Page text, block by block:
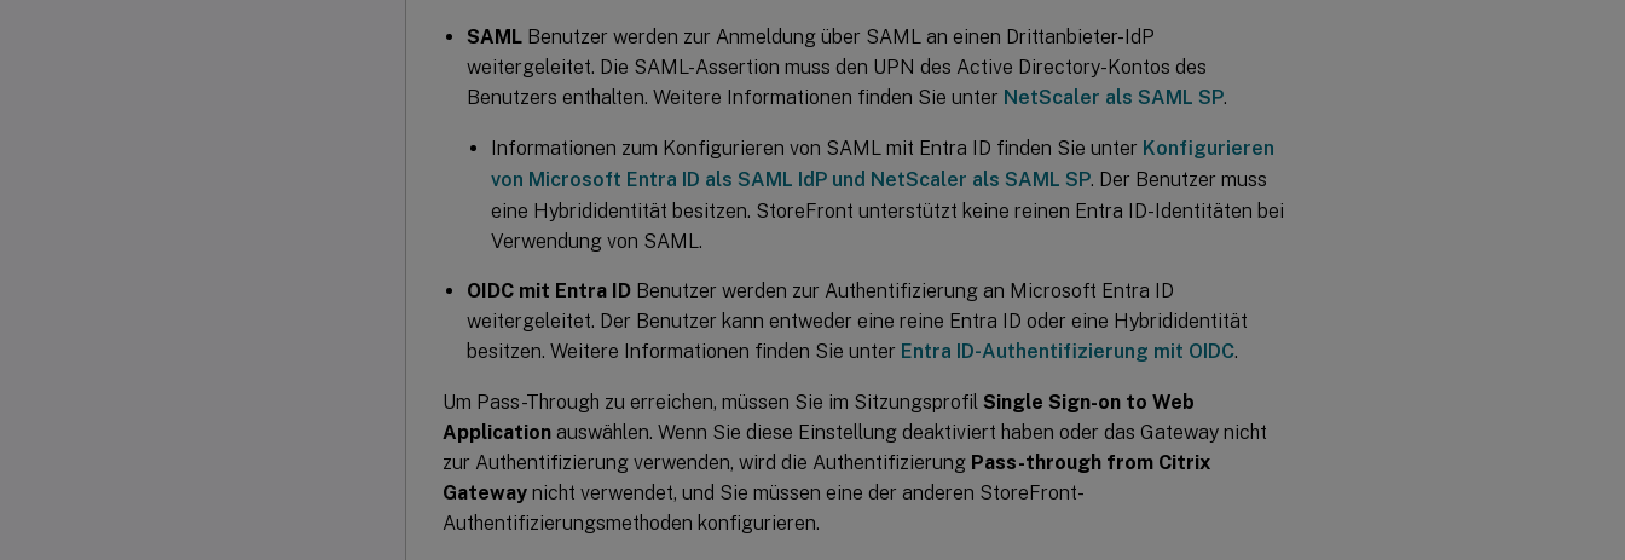
SAML Benutzer werden zur Anmeldung über SAML an einen Drittanbieter-IdP
weitergeleitet. Die SAML-Assertion muss den UPN des Active Directory-Kontos des
Benutzers enthalten. Weitere Informationen finden Sie unter NetScaler als SAML SP.
Informationen zum Konfigurieren von SAML mit Entra ID finden Sie unter Konfigurieren
von Microsoft Entra ID als SAML IdP und NetScaler als SAML SP. Der Benutzer muss
eine Hybrididentität besitzen. StoreFront unterstützt keine reinen Entra ID-Identitäten bei
Verwendung von SAML.
OIDC mit Entra ID Benutzer werden zur Authentifizierung an Microsoft Entra ID
weitergeleitet. Der Benutzer kann entweder eine reine Entra ID oder eine Hybrididentität
besitzen. Weitere Informationen finden Sie unter Entra ID-Authentifizierung mit OIDC.
Um Pass-Through zu erreichen, müssen Sie im Sitzungsprofil Single Sign-on to Web
Application auswählen. Wenn Sie diese Einstellung deaktiviert haben oder das Gateway nicht
zur Authentifizierung verwenden, wird die Authentifizierung Pass-through from Citrix
Gateway nicht verwendet, und Sie müssen eine der anderen StoreFront-
Authentifizierungsmethoden konfigurieren.